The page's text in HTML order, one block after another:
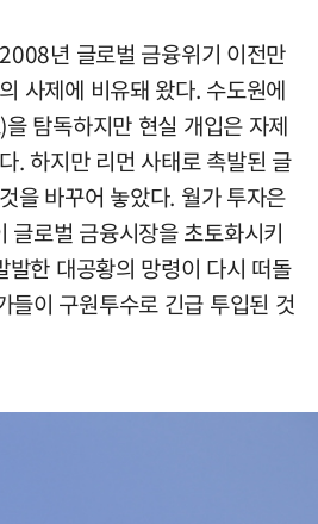
년 글로벌 금융위기 이전만
사제에 비유돼 왔다. 수도원에
탐독하지만 현실 개입은 자제
. 하지만 리먼 사태로 촉발된 글
을 바꾸어 놓았다. 월가 투자은
글로벌 금융시장을 초토화시키
한 대공황의 망령이 다시 떠돌
들이 구원투수로 긴급 투입된 것